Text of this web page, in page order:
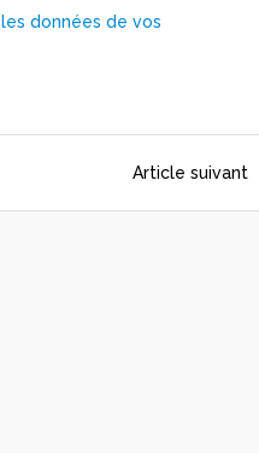
données de vos
Article suivant